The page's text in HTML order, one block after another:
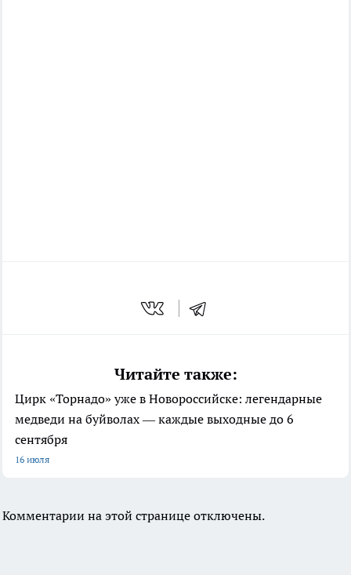
Читайте также:
Цирк «Торнадо» уже в Новороссийске: легендарные
медведи на буйволах — каждые выходные до 6
сентября
16 июля
Комментарии на этой странице отключены.